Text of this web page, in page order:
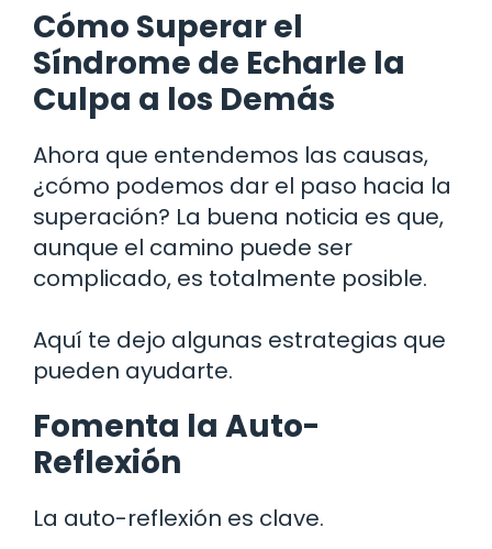
Cómo Superar el
Síndrome de Echarle la
Culpa a los Demás
Ahora que entendemos las causas,
¿cómo podemos dar el paso hacia la
superación? La buena noticia es que,
aunque el camino puede ser
complicado, es totalmente posible.
Aquí te dejo algunas estrategias que
pueden ayudarte.
Fomenta la Auto-
Reflexión
La auto-reflexión es clave.